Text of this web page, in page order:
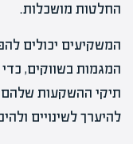
החלטות מושכלות.
המשקיעים יכולים
המגמות בשווקים,
תיקי ההשקעות
להיערך לשינויים